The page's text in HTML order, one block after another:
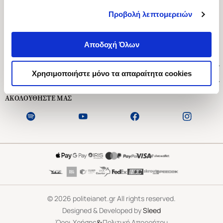
Προβολή λεπτομερειών
Αποδοχή Όλων
Χρησιμοποιήστε μόνο τα απαραίτητα cookies
Ασκληπιού 1-3, Αθήνα 106 79
Δευτέρα - Παρασκευή 09:00-21:00
Εξυπηρέτηση Πελατών
ΑΚΟΛΟΥΘΗΣΤΕ ΜΑΣ
©2026 politeianet.gr All rights reserved.
Designed & Developed bySleed